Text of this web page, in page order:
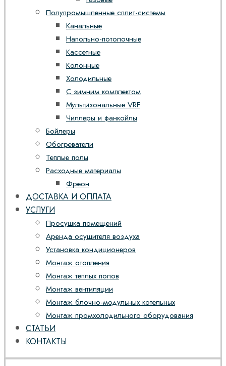
Полупромышленные сплит-системы
Канальные
Напольно-потолочные
Кассетные
Колонные
Холодильные
С зимним комплектом
Мультизональные VRF
Чиллеры и фанкойлы
Бойлеры
Обогреватели
Теплые полы
Расходные материалы
Фреон
ДОСТАВКА И ОПЛАТА
УСЛУГИ
Просушка помещений
Аренда осушителя воздуха
Установка кондиционеров
Монтаж отопления
Монтаж теплых полов
Монтаж вентиляции
Монтаж блочно-модульных котельных
Монтаж промхолодильного оборудования
СТАТЬИ
КОНТАКТЫ